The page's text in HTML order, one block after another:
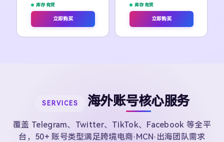
库存 有货
立即购买
库存 有货
立即购买
SERVICES 海外账号核心服务
覆盖 Telegram、Twitter、TikTok、Facebook 等全平
台，50+ 账号类型满足跨境电商·MCN·出海团队需求